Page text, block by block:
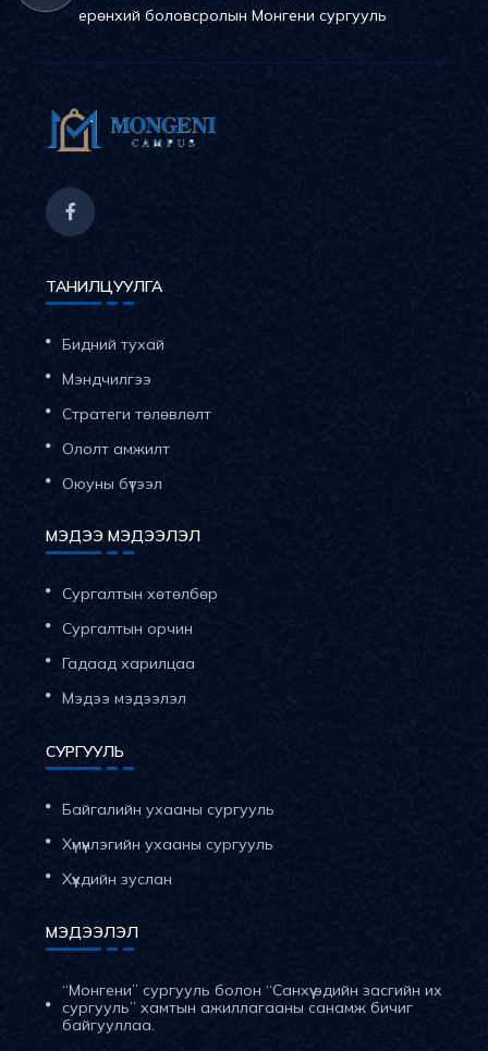
ерөнхий боловсролын Монгени сургууль
ТАНИЛЦУУЛГА
Бидний тухай
Мэндчилгээ
Стратеги төлөвлөлт
Ололт амжилт
Оюуны бүтээл
МЭДЭЭ МЭДЭЭЛЭЛ
Сургалтын хөтөлбөр
Сургалтын орчин
Гадаад харилцаа
Мэдээ мэдээлэл
СУРГУУЛЬ
Байгалийн ухааны сургууль
Хүмүүнлэгийн ухааны сургууль
Хүүхдийн зуслан
МЭДЭЭЛЭЛ
“Монгени” сургууль болон “Санхүү эдийн засгийн их
сургууль” хамтын ажиллагааны санамж бичиг
байгууллаа.